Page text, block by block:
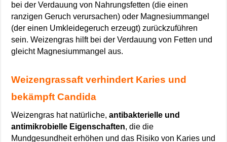
bei der Verdauung von Nahrungsfetten (die einen
ranzigen Geruch verursachen) oder Magnesiummangel
(der einen Umkleidegeruch erzeugt) zurückzuführen
sein. Weizengras hilft bei der Verdauung von Fetten und
gleicht Magnesiummangel aus.
Weizengrassaft verhindert Karies und
bekämpft Candida
Weizengras hat natürliche,antibakterielle und
antimikrobielle Eigenschaften, die die
Mundgesundheit erhöhen und das Risiko von Karies und